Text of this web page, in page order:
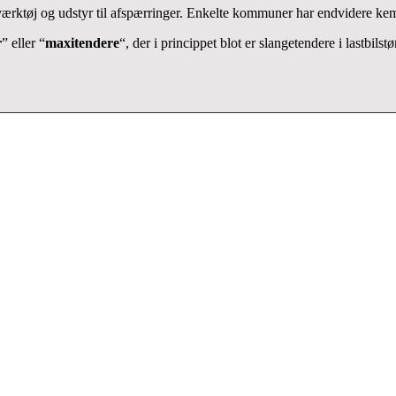
og udstyr til afspærringer. Enkelte kommuner har endvidere
” eller “maxitendere“, der i princippet blot er slangetendere i